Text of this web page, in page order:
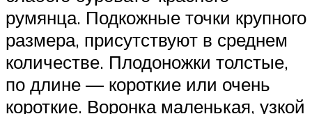
румянца. Подкожные точки крупного
размера, присутствуют в среднем
количестве. Плодоножки толстые,
по длине — короткие или очень
короткие. Воронка маленькая, узкой